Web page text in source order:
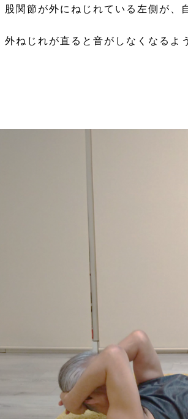
股関節が外にねじれている左側が、
外ねじれが直ると音がしなくなるよ